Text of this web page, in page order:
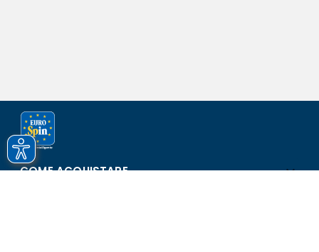
COME ACQUISTARE